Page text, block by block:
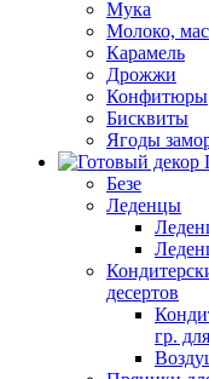
Мука
Молоко,
Карамель
Дрожжи
Конфитюры
Бисквиты
Ягоды
Безе
Леденцы
десертов
гр.